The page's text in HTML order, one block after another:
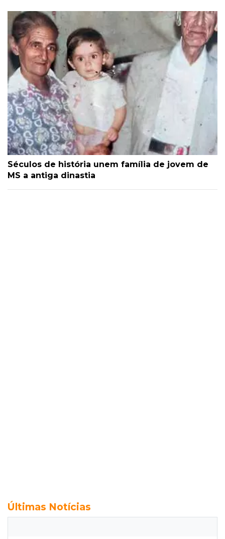
Séculos de história unem família de jovem de
MS a antiga dinastia
Últimas Notícias